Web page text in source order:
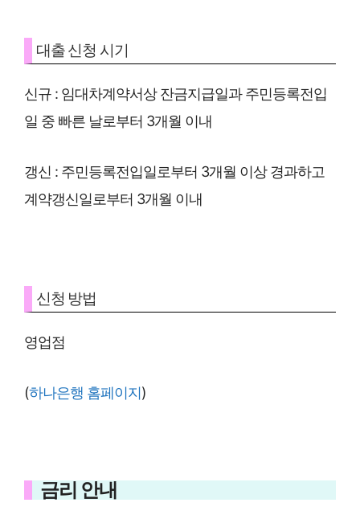
대출 신청 시기
신규 : 임대차계약서상 잔금지급일과 주민등록전입
일 중 빠른 날로부터 3개월 이내
갱신 : 주민등록전입일로부터 3개월 이상 경과하고
계약갱신일로부터 3개월 이내
신청 방법
영업점
(하나은행 홈페이지)
금리 안내